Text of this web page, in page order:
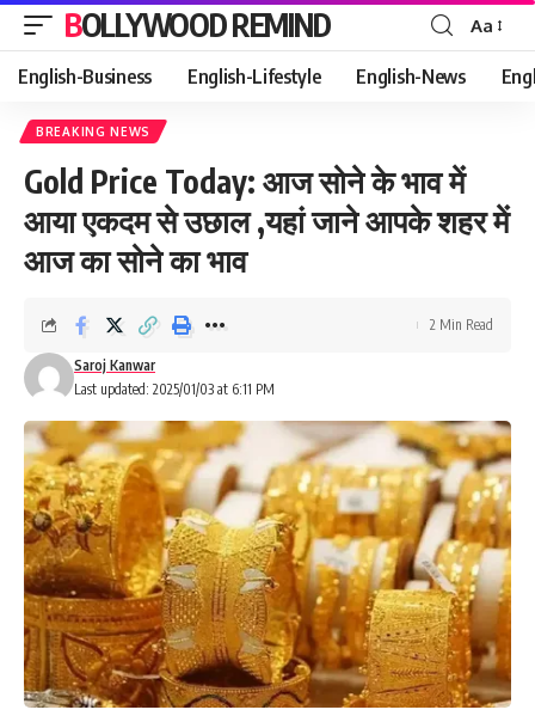
BOLLYWOOD REMIND
Font
Resizer
Aa
English-Business English-Lifestyle English-News
BREAKING NEWS
Gold Price Today: आज सोने के भाव में
आया एकदम से उछाल ,यहां जाने आपके शहर में
आज का सोने का भाव
Last updated: 2025/01/03 at 6:11 PM
Saroj Kanwar
2 Min Read